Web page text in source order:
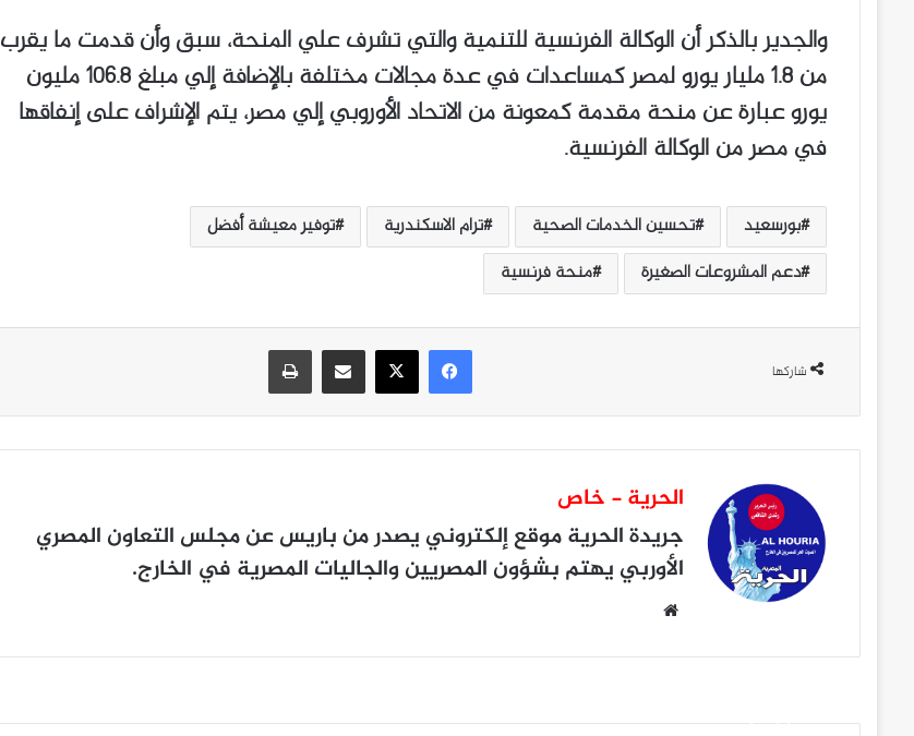
والجدير بالذكر أن الوكالة الفرنسية للتنمية والتي تشرف علي المنحة، سبق وأن قدمت ما يقرب
من 1.8 مليار يورو لمصر كمساعدات في عدة مجالات مختلفة بالإضافة إلي مبلغ 106.8 مليون
يورو عبارة عن منحة مقدمة كمعونة من الاتحاد الأوروبي إلي مصر، يتم الإشراف على إنفاقها
في مصر من الوكالة الفرنسية.
بورسعيد تحسين الخدمات الصحية ترام الاسكندرية
توفير معيشة أفضل
دعم المشروعات الصغيرة
منحة فرنسية
شاركها
فيسبوك
‫X مشاركة عبر البريد طباعة
الحرية - خاص
جريدة الحريةموقع إلكتروني يصدر من باريس عن مجلس التعاون المصري
الأوربي يهتم بشؤون المصريين والجاليات المصرية في الخارج.